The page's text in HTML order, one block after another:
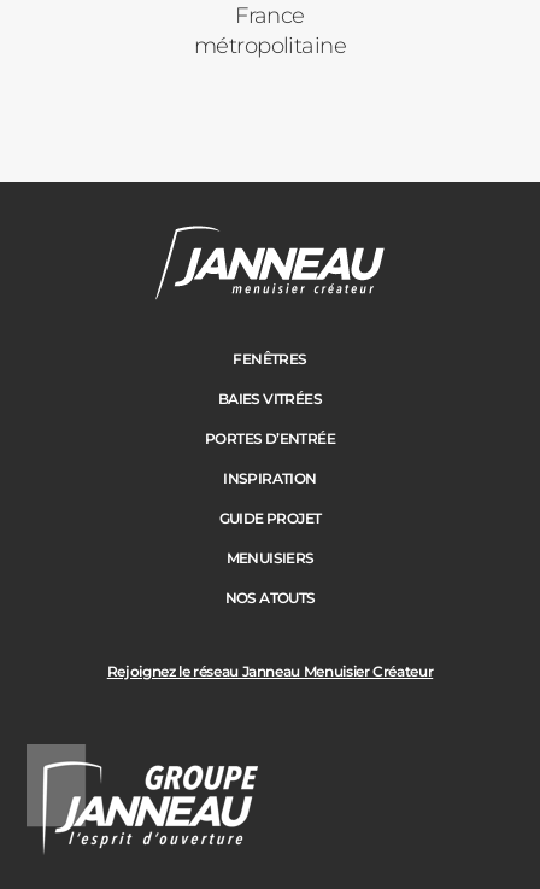
France
métropolitaine
Rejoignez le réseau Janneau Menuisier Créateur
FENÊTRES
BAIES VITRÉES
PORTES D’ENTRÉE
INSPIRATION
GUIDE PROJET
MENUISIERS
NOS ATOUTS